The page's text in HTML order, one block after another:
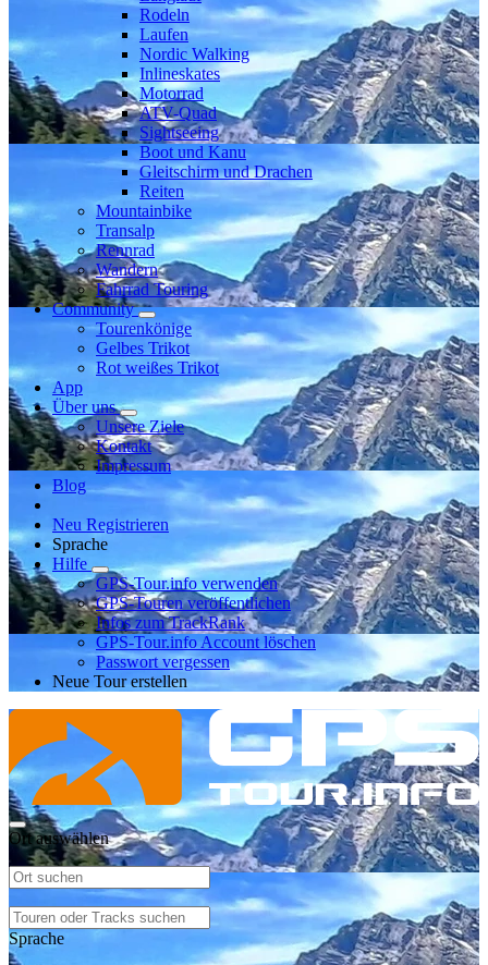
Rodeln
Laufen
Nordic Walking
Inlineskates
Motorrad
ATV-Quad
Sightseeing
Boot und Kanu
Gleitschirm und Drachen
Reiten
Mountainbike
Transalp
Rennrad
Wandern
Fahrrad Touring
Community
Tourenkönige
Gelbes Trikot
Rot weißes Trikot
App
Über uns
Unsere Ziele
Kontakt
Impressum
Blog
Neu Registrieren
Sprache
Hilfe
GPS-Tour.info verwenden
GPS-Touren veröffentlichen
Infos zum TrackRank
GPS-Tour.info Account löschen
Passwort vergessen
Neue Tour erstellen
Ort auswählen
Sprache